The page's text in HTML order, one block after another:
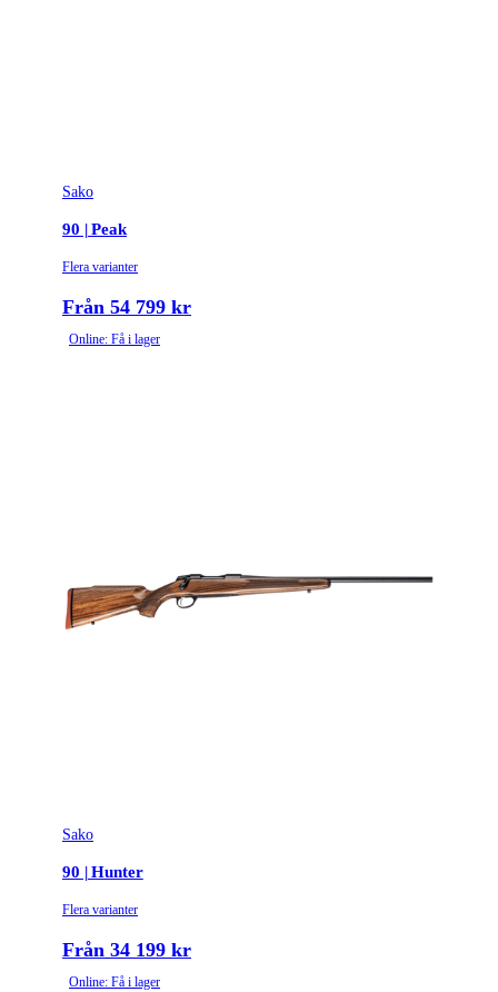
Sako
90 | Peak
Flera varianter
Från 54 799 kr
Online: Få i lager
Sako
90 | Hunter
Flera varianter
Från 34 199 kr
Online: Få i lager